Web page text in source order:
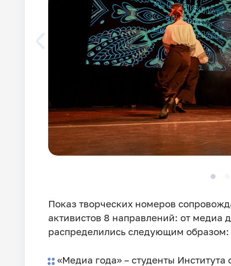
Показ творческих номеров
активистов 8 направлений: от медиа
распределились следующим образом:
«Медиа года» – студенты